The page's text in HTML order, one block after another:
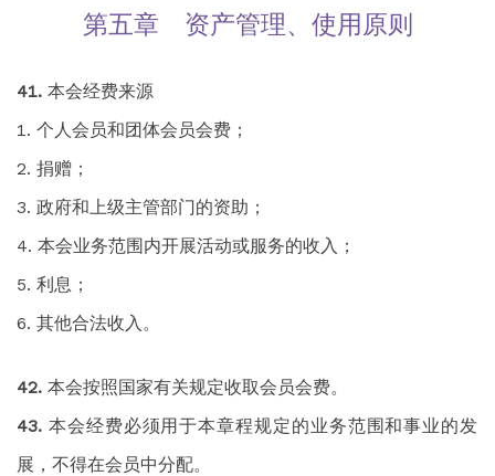
第五章 资产管理、使用原则
本会经费来源
个人会员和团体会员会费；
捐赠；
政府和上级主管部门的资助；
本会业务范围内开展活动或服务的收入；
利息；
其他合法收入。
本会按照国家有关规定收取会员会费。
本会经费必须用于本章程规定的业务范围和事业的发
展，不得在会员中分配。